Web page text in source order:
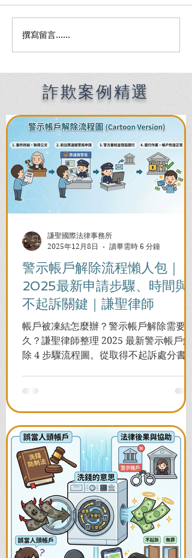
新版洗錢防制法上路！無
故提供帳戶會怎樣？律師
撰寫留言......
詐欺案例精選
警示帳戶解除流程懶人包｜
2025最新申請步驟、時間與
不起訴關鍵｜謙聖律師
帳戶被凍結怎麼辦？警示帳戶解除需要多
久？謙聖律師整理 2025 最新警示帳戶解
除 4 步驟流程圖。從取得不起訴處分書到
謙聖國際法律事務所
2025年12月8日
讀畢需時 6 分鐘